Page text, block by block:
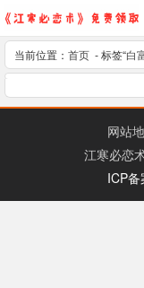
当前位置： 首页 - 标签“白
网站
江寒必恋
ICP